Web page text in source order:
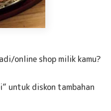
online shop milik kamu?
untuk diskon tambahan